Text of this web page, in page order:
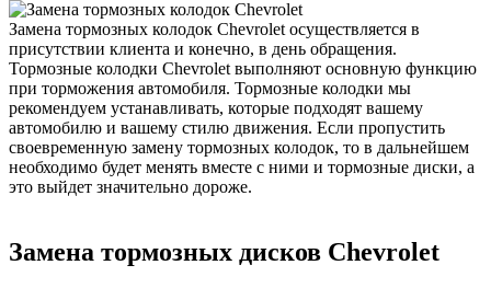
Замена тормозных колодок Chevrolet осуществляется в
присутствии клиента и конечно, в день обращения.
Тормозные колодки Chevrolet выполняют основную функцию
при торможения автомобиля. Тормозные колодки мы
рекомендуем устанавливать, которые подходят вашему
автомобилю и вашему стилю движения. Если пропустить
своевременную замену тормозных колодок, то в дальнейшем
необходимо будет менять вместе с ними и тормозные диски, а
это выйдет значительно дороже.
Замена тормозных дисков Chevrolet